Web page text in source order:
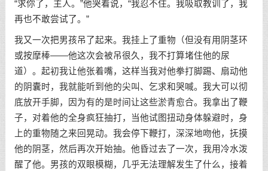
“求你了，主人。”他哭着说，“我忍不住。我吸取教训了，我
再也不敢尝试了。”
我又一次把男孩吊了起来。我挂上了重物（但没有用阴茎环
或按摩棒——他这次会被吊很久，我不打算堵住他的尿
道）。起初我让他张着嘴，这样当我对他拳打脚踢、扇动他
的阴囊时，我就能听到他的尖叫、乞求和哭喊。我大可以彻
底放开手脚，因为有的是时间让这些淤青愈合。我拿出了鞭
子，对着他的全身疯狂抽打，当他试图扭动身体躲避时，身
上的重物随之来回晃动。我会停下鞭打，深深地吻他，抚摸
他的阴茎，然后再次开始抽。他昏过去了一次，我用冷水泼
醒了他。男孩的双眼模糊，几乎无法理解发生了什么，接着